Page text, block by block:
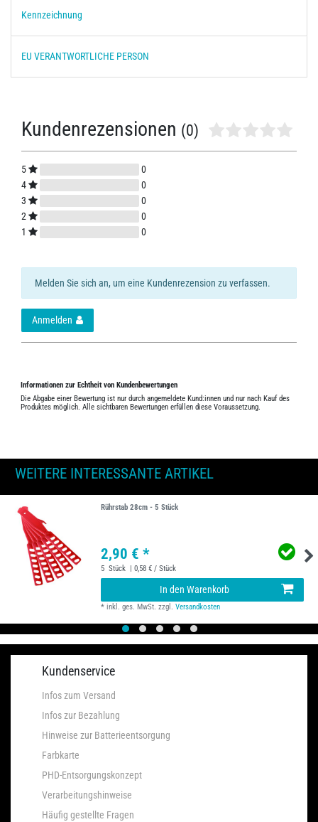
Kennzeichnung
EU VERANTWORTLICHE PERSON
Kundenrezensionen (0)
5
0
4
0
3
0
2
0
1
0
Melden Sie sich an, um eine Kundenrezension zu verfassen.
Anmelden
Informationen zur Echtheit von Kundenbewertungen
Die Abgabe einer Bewertung ist nur durch angemeldete Kund:innen und nur nach Kauf des
Produktes möglich. Alle sichtbaren Bewertungen erfüllen diese Voraussetzung.
WEITERE INTERESSANTE ARTIKEL
Rührstab 28cm - 5 Stück
2,90 € *
5 Stück | 0,58 € / Stück
In den Warenkorb
*inkl. ges. MwSt. zzgl.Versandkosten
Kundenservice
Infos zum Versand
Infos zur Bezahlung
Hinweise zur Batterieentsorgung
Farbkarte
PHD-Entsorgungskonzept
Verarbeitungshinweise
Häufig gestellte Fragen